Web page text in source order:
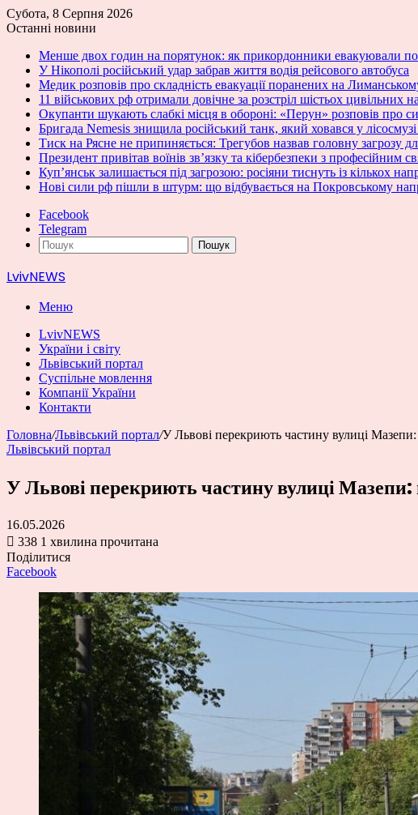
Субота, 8 Серпня 2026
Останні новини
Менше двох годин на порятунок: як прикордонники евакуювали
У Нікополі російський удар забрав життя водія рейсового автобуса
Медик розповів про складність евакуації поранених на
11 військових рф отримали довічне за розстріл шістьох цивільних
Окупанти шукають слабкі місця в обороні: «Перун» розповів про
Бригада Nemesis знищила російський танк, який ховався у
Тиск на Рясне не припиняється: Трегубов назвав головну загрозу
Президент привітав воїнів зв’язку та кібербезпеки з професійним
Куп’янськ залишається під загрозою: росіяни тиснуть із кількох
Нові сили рф пішли в штурм: що відбувається на Покровському
Facebook
Telegram
Пошук
LvivNEWS
Меню
LvivNEWS
України і світу
Львівський портал
Суспільне мовлення
Компанії України
Контакти
Головна/Львівський портал/У Львові перекриють частину вулиці
Львівський портал
У Львові перекриють частину вулиці
16.05.2026
338 1 хвилина прочитана
Поділитися
Facebook